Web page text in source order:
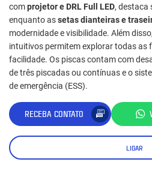
comprojetor e DRL Full LED, destaca
enquanto assetas dianteiras e
modernidade e visibilidade. Além
intuitivos permitem explorar todas as
facilidade. Os piscas contam com
de três piscadas ou contínuas e o
de emergência (ESS).
RECEBA CONTATO
LIGAR